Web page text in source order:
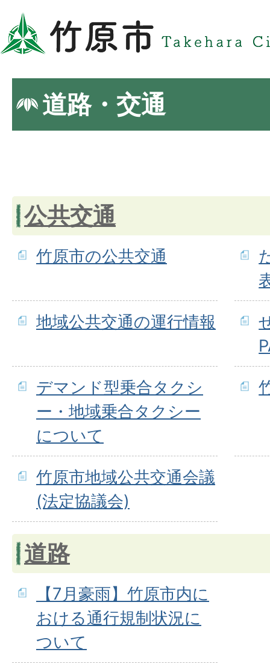
道路・交通
公共交通
竹原市の公共交通
地域公共交通の運行情報
デマンド型乗合タクシ
ー・地域乗合タクシー
について
竹原市地域公共交通会議
(法定協議会)
道路
【7月豪雨】竹原市内に
おける通行規制状況に
ついて